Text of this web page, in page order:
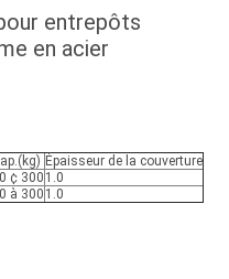
entrepôts
en acier
Épaisseur de la couverture
¢ 300 1.0
à 300 1.0